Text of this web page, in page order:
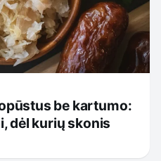
be kartumo:
dėl kurių skonis